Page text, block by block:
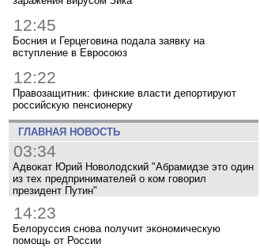
12:45
Босния и Герцеговина подала заявку на
вступление в Евросоюз
12:22
Правозащитник: финские власти депортируют
российскую пенсионерку
ГЛАВНАЯ НОВОСТЬ
03:34
Адвокат Юрий Новолодский "Абрамидзе это один
из тех предпринимателей о ком говорил
президент Путин"
14:23
Белоруссия снова получит экономическую
помощь от России